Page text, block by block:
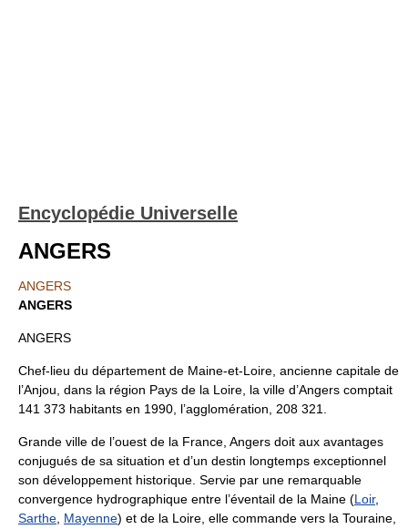
Encyclopédie Universelle
ANGERS
ANGERS
ANGERS
ANGERS
Chef-lieu du département de Maine-et-Loire, ancienne capitale de
l’Anjou, dans la région Pays de la Loire, la ville d’Angers comptait
141 373 habitants en 1990, l’agglomération, 208 321.
Grande ville de l’ouest de la France, Angers doit aux avantages
conjugués de sa situation et d’un destin longtemps exceptionnel
son développement historique. Servie par une remarquable
convergence hydrographique entre l’éventail de la Maine (Loir,
Sarthe Mayenne) et de la Loire, elle commande vers la Touraine,